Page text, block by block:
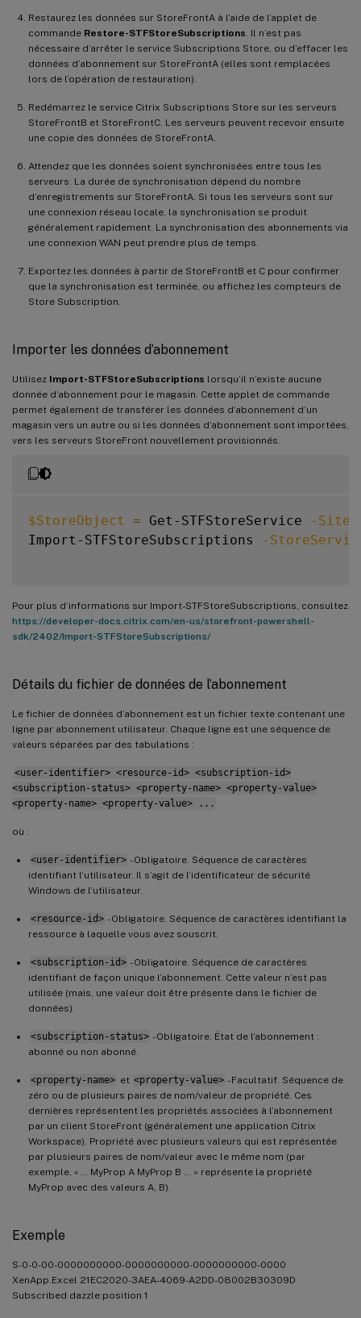
Restaurez les données sur StoreFrontA à l’aide de l’applet de
commande Restore-STFStoreSubscriptions . Il n’est pas
nécessaire d’arrêter le service Subscriptions Store, ou d’effacer les
données d’abonnement sur StoreFrontA (elles sont remplacées
lors de l’opération de restauration).
Redémarrez le service Citrix Subscriptions Store sur les serveurs
StoreFrontB et StoreFrontC. Les serveurs peuvent recevoir ensuite
une copie des données de StoreFrontA.
Attendez que les données soient synchronisées entre tous les
serveurs. La durée de synchronisation dépend du nombre
d’enregistrements sur StoreFrontA. Si tous les serveurs sont sur
une connexion réseau locale, la synchronisation se produit
généralement rapidement. La synchronisation des abonnements via
une connexion WAN peut prendre plus de temps.
Exportez les données à partir de StoreFrontB et C pour confirmer
que la synchronisation est terminée, ou affichez les compteurs de
Store Subscription.
Importer les données d’abonnement
Utilisez Import-STFStoreSubscriptions lorsqu’il n’existe aucune
donnée d’abonnement pour le magasin. Cette applet de commande
permet également de transférer les données d’abonnement d’un
magasin vers un autre ou si les données d’abonnement sont importées,
vers les serveurs StoreFront nouvellement provisionnés.
$StoreObject = Get-STFStoreService
-
Import-STFStoreSubscriptions
-
Pour plus d’informations sur Import-STFStoreSubscriptions, consultez
https://developer-docs.citrix.com/en-us/storefront-powershell-
sdk/2402/Import-STFStoreSubscriptions/
Détails du fichier de données de l’abonnement
Le fichier de données d’abonnement est un fichier texte contenant une
ligne par abonnement utilisateur. Chaque ligne est une séquence de
valeurs séparées par des tabulations :
<user-identifier> <resource-id> <subscription-id>
<subscription-status> <property-name> <property-value>
<property-name> <property-value> ...
où :
<user-identifier> - Obligatoire. Séquence de caractères
identifiant l’utilisateur. Il s’agit de l’identificateur de sécurité
Windows de l’utilisateur.
<resource-id> - Obligatoire. Séquence de caractères identifiant la
ressource à laquelle vous avez souscrit.
<subscription-id> - Obligatoire. Séquence de caractères
identifiant de façon unique l’abonnement. Cette valeur n’est pas
utilisée (mais, une valeur doit être présente dans le fichier de
données).
<subscription-status> - Obligatoire. État de l’abonnement :
abonné ou non abonné.
<property-name> et <property-value> - Facultatif. Séquence de
zéro ou de plusieurs paires de nom/valeur de propriété. Ces
dernières représentent les propriétés associées à l’abonnement
par un client StoreFront (généralement une application Citrix
Workspace). Propriété avec plusieurs valeurs qui est représentée
par plusieurs paires de nom/valeur avec le même nom (par
exemple, « … MyProp A MyProp B … » représente la propriété
MyProp avec des valeurs A, B).
Exemple
S-0-0-00-0000000000-0000000000-0000000000-0000
XenApp.Excel 21EC2020-3AEA-4069-A2DD-08002B30309D
Subscribed dazzle:position 1